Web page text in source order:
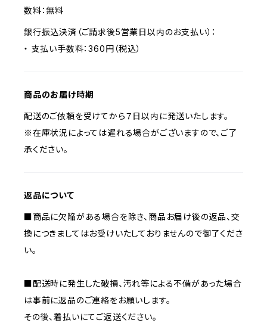
数料：無料
銀行振込決済（ご請求後5営業日以内のお支払い）：
・ 支払い手数料：360円（税込）
商品のお届け時期
配送のご依頼を受けてから７日以内に発送いたします。
※在庫状況によっては遅れる場合がございますので、ご了
承ください。
返品について
■商品に欠陥がある場合を除き、商品お届け後の返品、交
換につきましてはお受けいたしておりませんので御了くださ
い。
■配送時に発生した破損、汚れ等による不備があった場合
は事前に返品のご連絡をお願いします。
その後、着払いにてご返送ください。